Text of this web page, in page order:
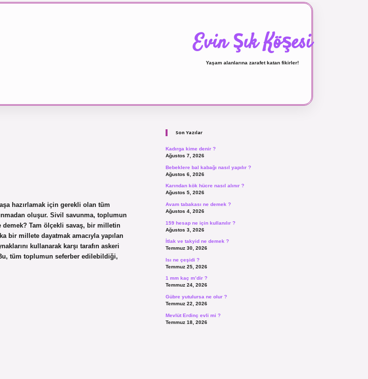
Evin Şık Köşesi
Yaşam alanlarına zarafet katan fikirler!
hazırlamak için gerekli olan tüm
oluşur. Sivil savunma, toplumun
demek? Tam ölçekli savaş, bir milletin
bir millete dayatmak amacıyla yapılan
kullanarak karşı tarafın askeri
tüm toplumun seferber edilebildiği,
Son Yazılar
Kadırga kime denir ?
Ağustos 7, 2026
Bebeklere bal kabağı nasıl yapılır ?
Ağustos 6, 2026
Karından kök hücre nasıl alınır ?
Ağustos 5, 2026
Avam tabakası ne demek ?
Ağustos 4, 2026
159 hesap ne için kullanılır ?
Ağustos 3, 2026
İtlak ve takyid ne demek ?
Temmuz 30, 2026
Isı ne çeşidi ?
Temmuz 25, 2026
1 mm kaç m’dir ?
Temmuz 24, 2026
Gübre yutulursa ne olur ?
Temmuz 22, 2026
Mevlüt Erdinç evli mi ?
Temmuz 18, 2026